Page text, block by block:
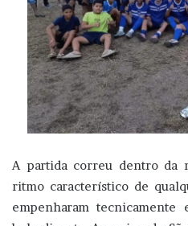
A partida correu dentro da
ritmo característico de
empenharam